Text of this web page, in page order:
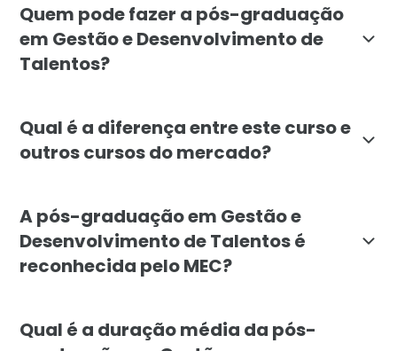
Quem pode fazer a pós-graduação
em Gestão e Desenvolvimento de
Talentos?
Qual é a diferença entre este curso e
outros cursos do mercado?
A pós-graduação em Gestão e
Desenvolvimento de Talentos é
reconhecida pelo MEC?
Qual é a duração média da pós-